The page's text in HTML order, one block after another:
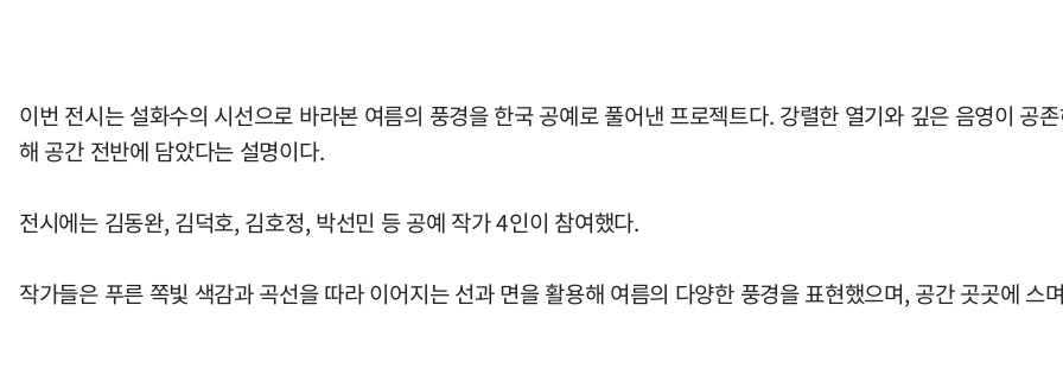
이번 전시는 설화수의 시선으로 바라본 여름의 풍경을 한국 공예로 풀어낸 프로젝트다. 강렬한 열기와 깊은 음영이 공
해 공간 전반에 담았다는 설명이다.
전시에는 김동완, 김덕호, 김호정, 박선민 등 공예 작가 4인이 참여했다.
작가들은 푸른 쪽빛 색감과 곡선을 따라 이어지는 선과 면을 활용해 여름의 다양한 풍경을 표현했으며, 공간 곳곳에 스